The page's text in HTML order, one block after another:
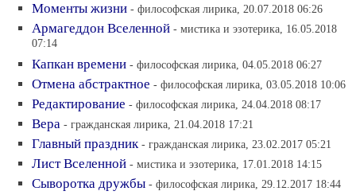
Моменты жизни - философская лирика, 20.07.2018 06:26
Армагеддон Вселенной - мистика и эзотерика, 16.05.2018
07:14
Капкан времени - философская лирика, 04.05.2018 06:27
Отмена абстрактное - философская лирика, 03.05.2018 10:06
Редактирование - философская лирика, 24.04.2018 08:17
Вера - гражданская лирика, 21.04.2018 17:21
Главный праздник - гражданская лирика, 23.02.2017 05:21
Лист Вселенной - мистика и эзотерика, 17.01.2018 14:15
Сыворотка дружбы - философская лирика, 29.12.2017 18:44